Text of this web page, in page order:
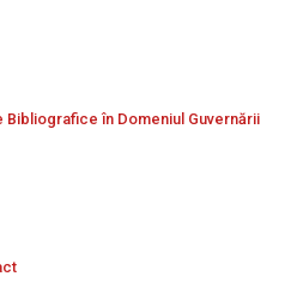
Bibliografice în Domeniul Guvernării